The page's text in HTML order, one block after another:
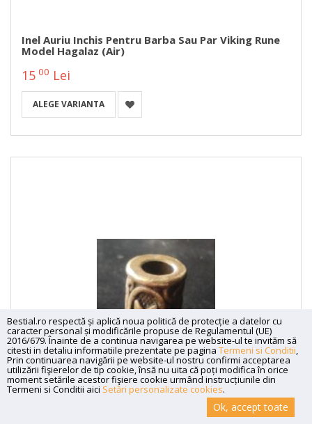
Inel Auriu Inchis Pentru Barba Sau Par Viking Rune
Model Hagalaz (Air)
15 00 Lei
ALEGE VARIANTA
Bestial.ro respectă și aplică noua politică de protecție a datelor cu
caracter personal și modificările propuse de Regulamentul (UE)
2016/679. Înainte de a continua navigarea pe website-ul te invităm să
citesti in detaliu informatiile prezentate pe pagina Termeni si Conditii,
Prin continuarea navigării pe website-ul nostru confirmi acceptarea
utilizării fişierelor de tip cookie, însă nu uita că poți modifica în orice
moment setările acestor fişiere cookie urmând instrucțiunile din
Termeni si Conditii aici Setări personalizate cookies.
Ok, accept toate